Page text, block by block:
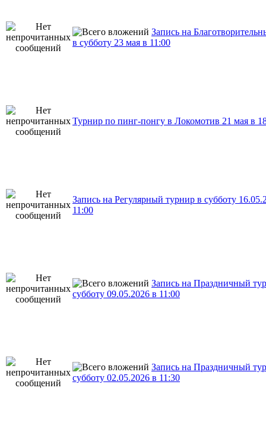
Запись на
в субботу 23 мая в 11:00
Турнир по пинг-понгу в Локомотив 21 мая в
Запись на Регулярный турнир в субботу
11:00
Запись на Праздничный
субботу 09.05.2026 в 11:00
Запись на Праздничный
субботу 02.05.2026 в 11:30